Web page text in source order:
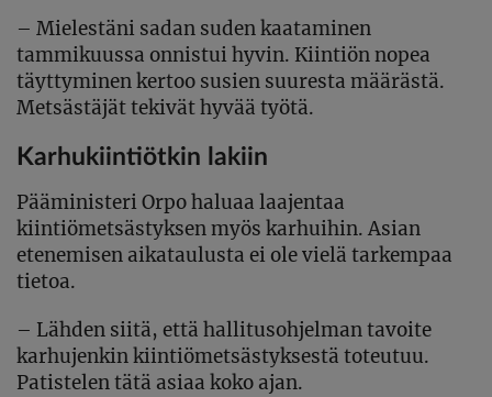
– Mielestäni sadan suden kaataminen
tammikuussa onnistui hyvin. Kiintiön nopea
täyttyminen kertoo susien suuresta määrästä.
Metsästäjät tekivät hyvää työtä.
Karhukiintiötkin lakiin
Pääministeri Orpo haluaa laajentaa
kiintiömetsästyksen myös karhuihin. Asian
etenemisen aikataulusta ei ole vielä tarkempaa
tietoa.
– Lähden siitä, että hallitusohjelman tavoite
karhujenkin kiintiömetsästyksestä toteutuu.
Patistelen tätä asiaa koko ajan.